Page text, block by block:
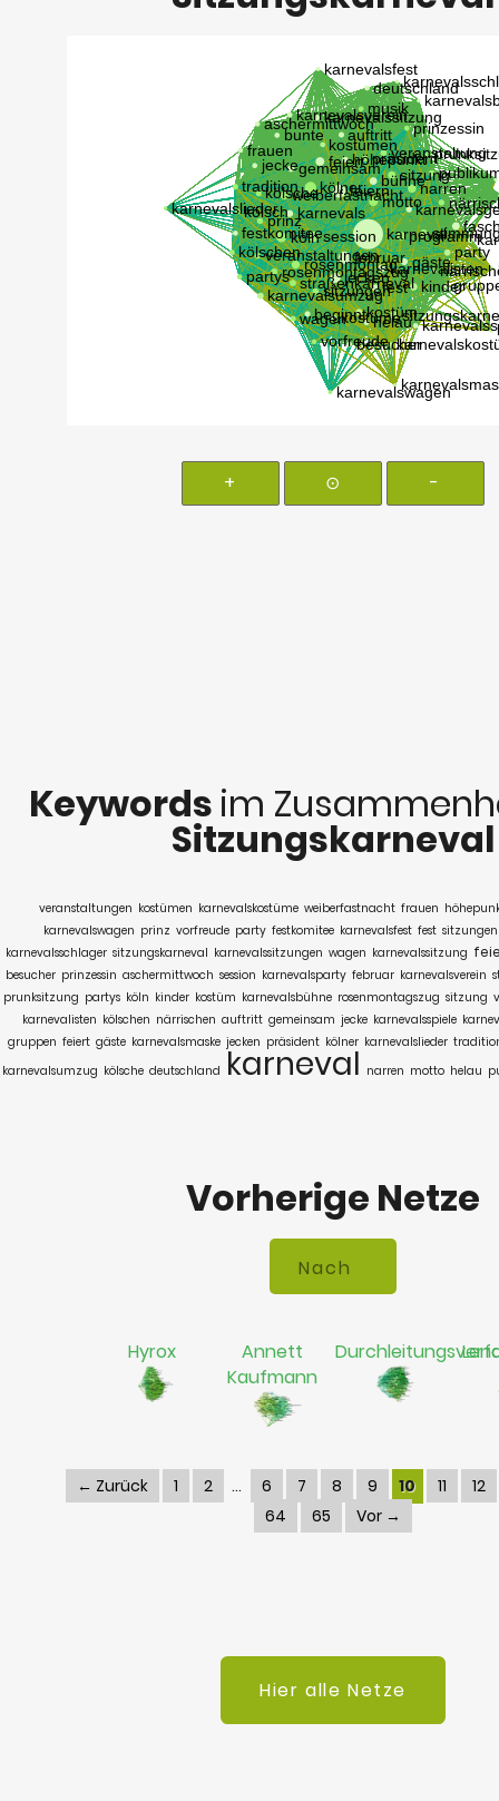
+ ⊙ -
Keywords im
Sitzungskarneval
veranstaltungen kostümen karnevalskostüme weiberfastnacht frauen
karnevalswagen prinz vorfreude party festkomitee karnevalsfest fest sitzungen
karnevalsschlager sitzungskarneval karnevalssitzungen wagen karnevalssitzung
besucher prinzessin aschermittwoch session karnevalsparty februar karnevalsverein
prunksitzung partys köln kinder kostüm karnevalsbühne rosenmontagszug sitzung
karnevalisten kölschen närrischen auftritt gemeinsam jecke karnevalsspiele
gruppen feiert gäste karnevalsmaske jecken präsident kölner karnevalslieder
karnevalsumzug kölsche deutschland karneval narren motto helau
Vorherige Netze
Hyrox
Annett
Kaufmann
← Zurück 1 2 6 7 8 9 10 11
12
64
65 Vor →
Hier alle Netze